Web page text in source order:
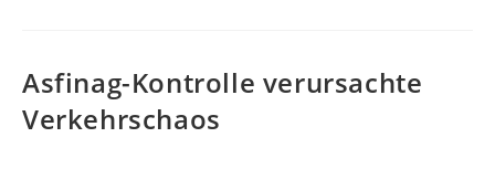
Asfinag-Kontrolle verursachte
Verkehrschaos